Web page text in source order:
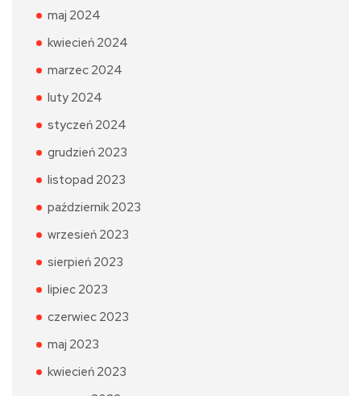
maj 2024
kwiecień 2024
marzec 2024
luty 2024
styczeń 2024
grudzień 2023
listopad 2023
październik 2023
wrzesień 2023
sierpień 2023
lipiec 2023
czerwiec 2023
maj 2023
kwiecień 2023